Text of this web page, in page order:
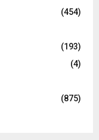
(454)
(193)
(4)
(875)